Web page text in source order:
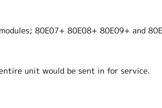
80E07+ 80E08+ 80E09+ and
unit would be sent in for service.